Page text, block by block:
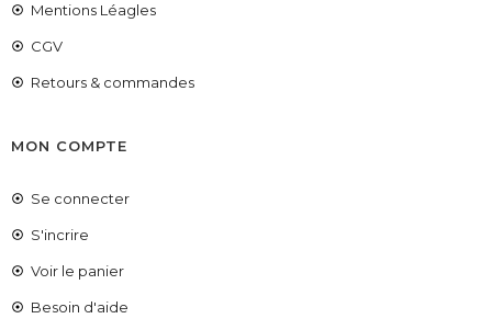
Mentions Léagles
CGV
Retours & commandes
MON COMPTE
Se connecter
S'incrire
Voir le panier
Besoin d'aide
COUPONX0831118122